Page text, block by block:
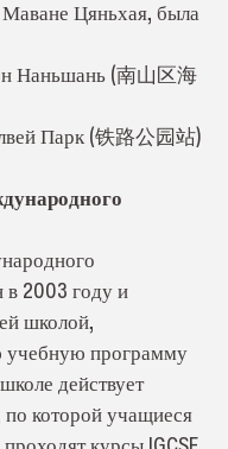
Цяньхая, была
Наньшань (南山区海
Парк (铁路公园站)
в 2003 году и
школой,
программу
действует
которой учащиеся